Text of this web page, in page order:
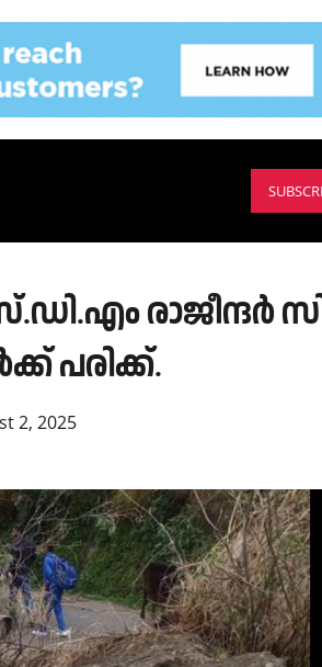
രാജീന്ദർ
പരിക്ക്.
2, 2025